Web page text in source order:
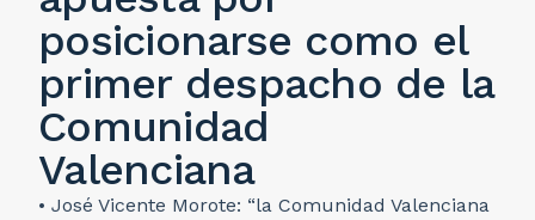
posicionarse como el
primer despacho de la
Comunidad
Valenciana
• José Vicente Morote: “la Comunidad Valenciana